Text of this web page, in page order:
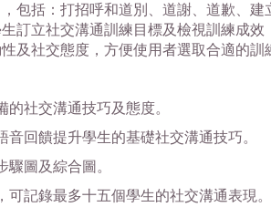
包括：打招呼和道別、道謝、道歉、
訂立社交溝通訓練目標及檢視訓練成
社交態度，方便使用者選取合適的訓
社交溝通技巧及態度。
回饋提升學生的基礎社交溝通技巧。
圖及綜合圖。
記錄最多十五個學生的社交溝通表現。